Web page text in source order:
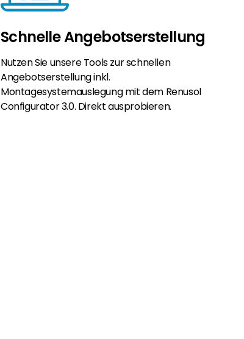
Schnelle Angebotserstellung
Nutzen Sie unsere Tools zur schnellen
Angebotserstellung inkl.
Montagesystemauslegung mit dem Renusol
Configurator 3.0. Direkt ausprobieren.